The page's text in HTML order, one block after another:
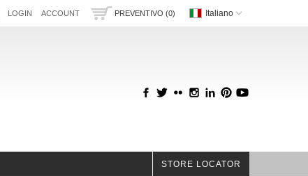
Italiano
PREVENTIVO (0)
LOGIN ACCOUNT
STORE LOCATOR